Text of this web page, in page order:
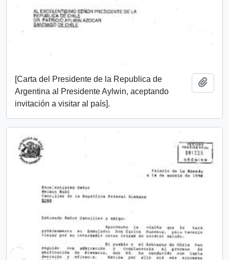
[Carta del Presidente de la Republica de
Argentina al Presidente Aylwin, aceptando
invitación a visitar al país].